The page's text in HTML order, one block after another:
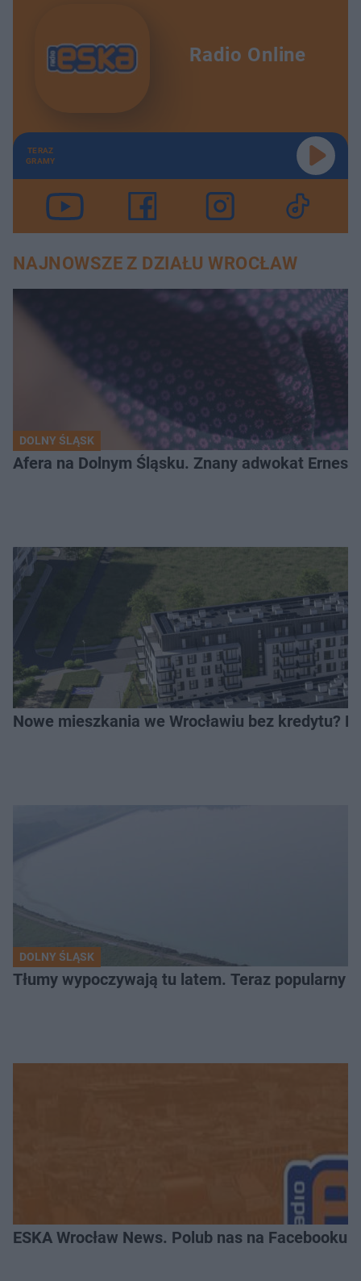
Radio Online
TERAZ
GRAMY
NAJNOWSZE Z DZIAŁU WROCŁAW
DOLNY ŚLĄSK
Afera na Dolnym Śląsku. Znany adwokat Ernest
Nowe mieszkania we Wrocławiu bez kredytu?
DOLNY ŚLĄSK
Tłumy wypoczywają tu latem. Teraz popularny
ESKA Wrocław News. Polub nas na Facebooku!